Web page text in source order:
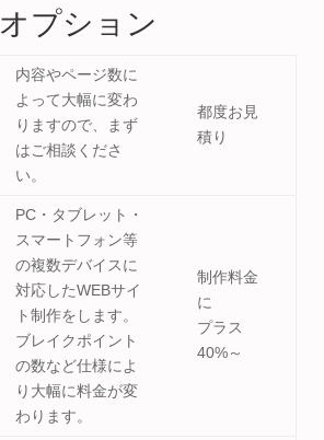
オプション
内容やページ数に
よって大幅に変わ
りますので、まず
はご相談くださ
い。
都度お見
積り
PC・タブレット・
スマートフォン等
の複数デバイスに
対応したWEBサイ
ト制作をします。
ブレイクポイント
の数など仕様によ
り大幅に料金が変
わります。
制作料金
に
プラス
40%～